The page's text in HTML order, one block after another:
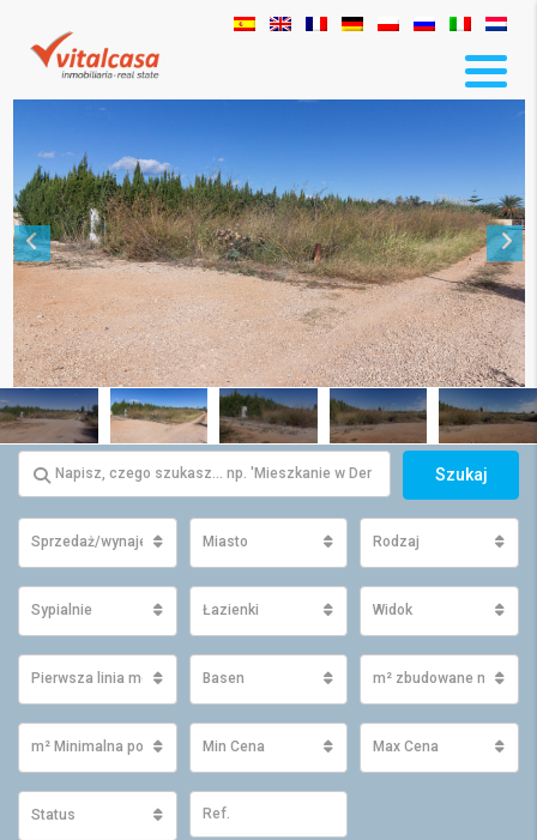
Szukaj
Sprzedaż/wynajem Miasto Rodzaj
Sypialnie Łazienki Widok
Pierwsza linia morza Basen m² zbudowane
m² Minimalna powierzchnia działki
Min Cena Max Cena
Status